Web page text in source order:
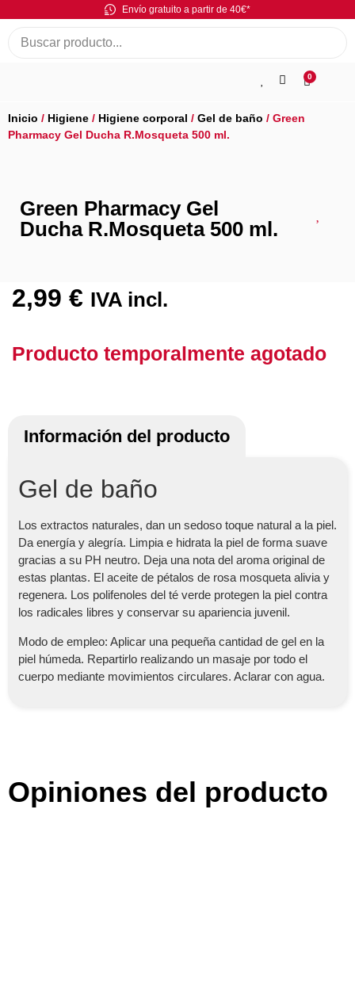
Envío gratuito a partir de 40€*
0
Inicio / Higiene / Higiene corporal / Gel de baño / Green
Pharmacy Gel Ducha R.Mosqueta 500 ml.
Green Pharmacy Gel
Ducha R.Mosqueta 500 ml.
2,99 € IVA incl.
Producto temporalmente agotado
Información del producto
Gel de baño
Los extractos naturales, dan un sedoso toque natural a la piel.
Da energía y alegría. Limpia e hidrata la piel de forma suave
gracias a su PH neutro. Deja una nota del aroma original de
estas plantas. El aceite de pétalos de rosa mosqueta alivia y
regenera. Los polifenoles del té verde protegen la piel contra
los radicales libres y conservar su apariencia juvenil.
Modo de empleo: Aplicar una pequeña cantidad de gel en la
piel húmeda. Repartirlo realizando un masaje por todo el
cuerpo mediante movimientos circulares. Aclarar con agua.
Opiniones del producto